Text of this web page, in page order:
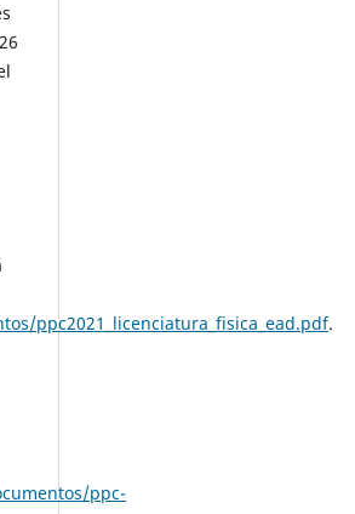
ppc2021_licenciatura_fisica_ead.pdf.
ppc-